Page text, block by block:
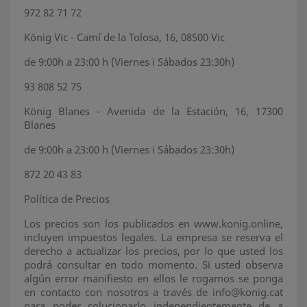
972 82 71 72
König Vic - Camí de la Tolosa, 16, 08500 Vic
de 9:00h a 23:00 h (Viernes i Sábados 23:30h)
93 808 52 75
König Blanes - Avenida de la Estación, 16, 17300
Blanes
de 9:00h a 23:00 h (Viernes i Sábados 23:30h)
872 20 43 83
Política de Precios
Los precios son los publicados en www.konig.online,
incluyen impuestos legales. La empresa se reserva el
derecho a actualizar los precios, por lo que usted los
podrá consultar en todo momento. Si usted observa
algún error manifiesto en ellos le rogamos se ponga
en contacto con nosotros a través de info@konig.cat